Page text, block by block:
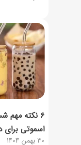
30 بهمن 1404
۶ نکته مهم
اسموتی برای